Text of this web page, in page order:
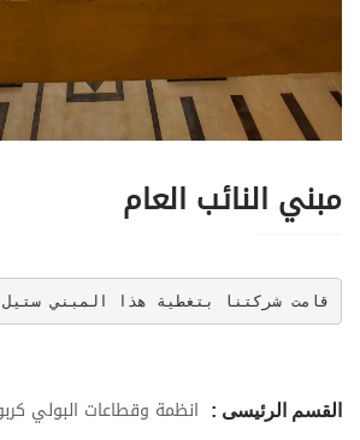
مبني النائب العام
قامت شركتنا بتغطية هذا المبني
القسم الرئيسى : انظمة وقطاعات البولي